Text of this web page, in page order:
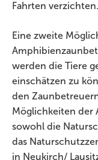
Fahrten verzichten.
Eine zweite
werden die Tiere
einschätzen zu
den
Möglichkeiten der
sowohl die
das
in Neukirch/